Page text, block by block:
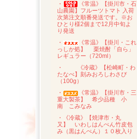
・
《常温》【掛川市・石
山農園】フルーツトマト 入荷
次第注文順番発送です。※お
ひとり様2個まで12月中旬よ
り発送
・
《常温》【掛川・これ
っしか処】 栗焼酎「自ら」
レギュラー（720ml）
・
《冷蔵》【松崎町・わ
たなべ】刻みおろしわさび
（100g）
・
《常温》【掛川市・三
重大製茶】 希少品種 小
南 こみなみ
・《冷蔵》【焼津市・丸
又】 いわしはんぺん竹皮包
み（黒はんぺん）１０枚入り